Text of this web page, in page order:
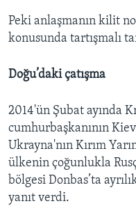
Peki anlaşmanın kilit
konusunda tartışmalı
Doğu’daki çatışma
2014'ün Şubat ayında
cumhurbaşkanının
Ukrayna'nın Kırım
ülkenin çoğunlukla
bölgesi Donbas’ta
yanıt verdi.